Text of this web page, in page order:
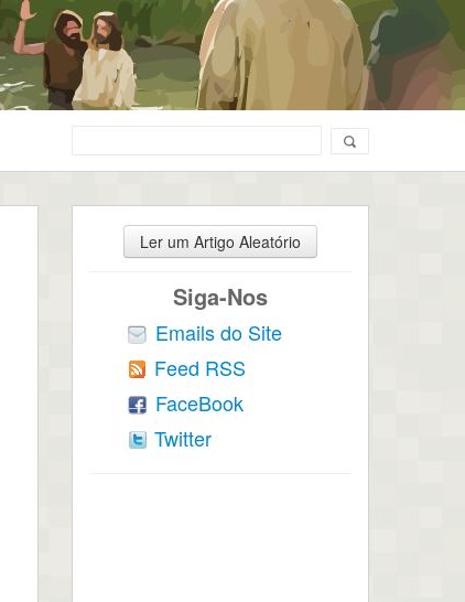
Ler um Artigo Aleatório
Siga-Nos
Emails do Site
Feed RSS
FaceBook
Twitter